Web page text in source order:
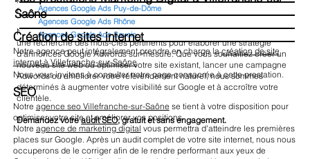
neutralité et bien vous conseiller.
Notre approche inclut une analyse méticuleuse de votre concurrence et
une recherche des mots-clés pertinents pour élaborer une stratégie
d'annonces Google Adwords sur-mesure. Que vous souhaitiez créer un
nouveau site web ou optimiser votre site existant, lancer une campagne
Adwords ou améliorer votre référencement naturel, nous sommes
déterminés à augmenter votre visibilité sur Google et à accroître votre
clientèle.
Demandez votreaudit SEO, gratuit et sans engagement.
Agences Google Ads Puy-de-Dôme
Agences Google Ads Rhône
Agences Google Ads Savoie
Saône
Création de sites internet
Notre agence peut intégralement prendre en charge lacréation de site
internet à Villefranche-sur-Saône
Nous vous invitons à consulter notre page consacrée à cette prestation.
SEO
Notre agence seo Villefranche-sur-Saône se tient à votre disposition pour
optimiser votre site et améliorer vos positions.
Notre agence de marketing digital vous permettra d'atteindre les premières
places sur Google. Après un audit complet de votre site internet, nous nous
occuperons de le corriger afin de le rendre performant aux yeux de